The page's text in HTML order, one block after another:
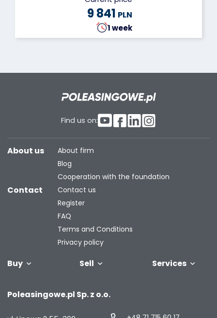
9 841 PLN
1 week
Find us on:
Buy Sell
your fleet
Services
About us
About firm
Blog
Cooperation with the foundation
Contact
Contact us
Register
FAQ
Terms and Conditions
Privacy policy
Poleasingowe.pl Sp. z o.o.